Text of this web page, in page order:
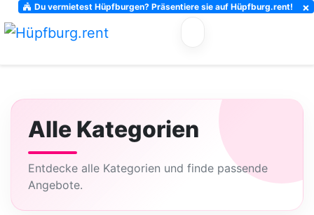
Du vermietest Hüpfburgen? Präsentiere sie auf Hüpfburg.rent! ×
Alle Kategorien
Entdecke alle Kategorien und finde passende
Angebote.